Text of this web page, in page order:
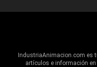
IndustriaAnimacion.com es
artículos e información